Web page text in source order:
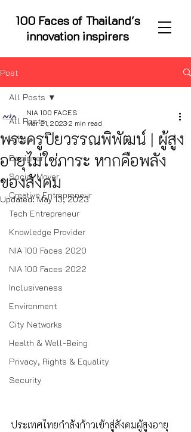
100 Faces of Thailand's
innovation inspirers
Post
All Posts
Artist
Designer
Social Mover
Creative Entrepreneur
Tech Entrepreneur
Knowledge Provider
NIA 100 Faces 2020
NIA 100 Faces 2022
Inclusiveness
Environment
City Networks
Health & Well-Being
Privacy, Rights & Equality
Security
All Posts
พระครูปิยวรรณพิพัฒน์ | ผู้สูง
อายุไม่ใช่ภาระ หากคือพลัง
ของสังคม
NIA 100 FACES
Mar 21, 20232 min read
Updated:May 13, 2023
ประเทศไทยกำลังก้าวเข้าสู่สังคมผู้สูงอายุ